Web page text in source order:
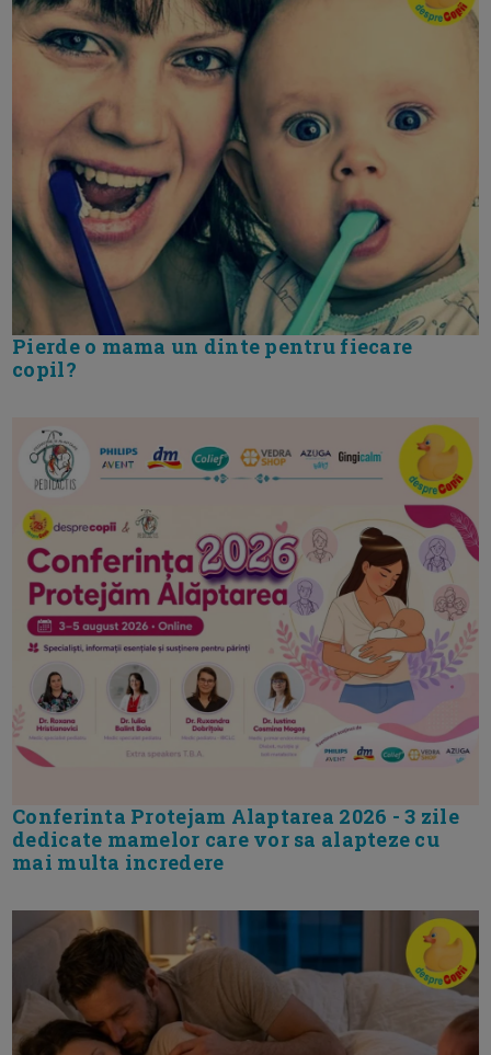
Pierde o mama un dinte pentru fiecare
copil?
Conferinta Protejam Alaptarea 2026 - 3 zile
dedicate mamelor care vor sa alapteze cu
mai multa incredere